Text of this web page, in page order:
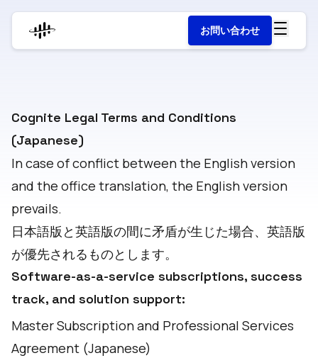
お問い合わせ
Cognite Legal Terms and Conditions
(Japanese)
In case of conflict between the English version
and the office translation, the English version
prevails.
日本語版と英語版の間に矛盾が生じた場合、英語版
が優先されるものとします。
Software-as-a-service subscriptions, success
track, and solution support:
Master Subscription and Professional Services
Agreement (Japanese)